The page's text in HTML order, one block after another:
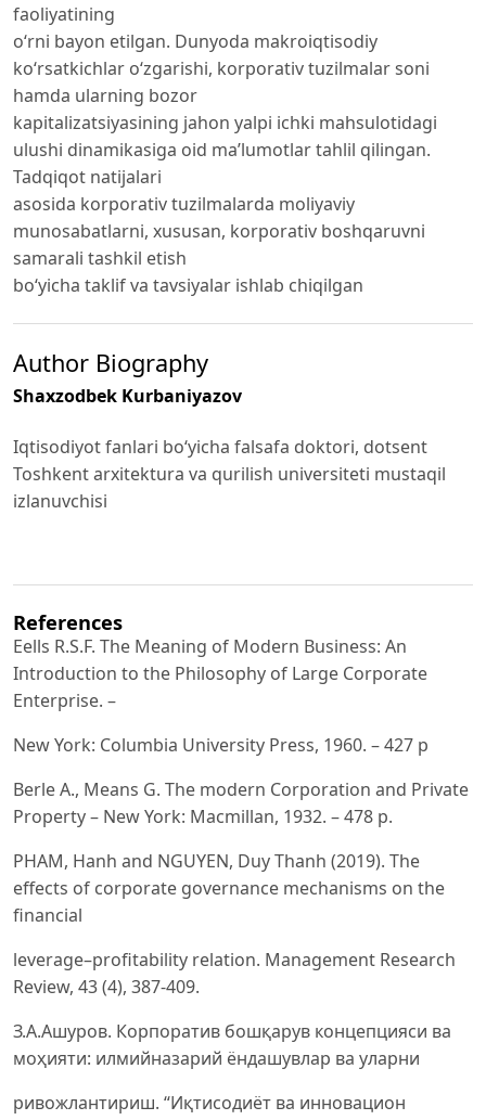
faoliyatining
o‘rni bayon etilgan. Dunyoda makroiqtisodiy
ko‘rsatkichlar o‘zgarishi, korporativ tuzilmalar soni
hamda ularning bozor
kapitalizatsiyasining jahon yalpi ichki mahsulotidagi
ulushi dinamikasiga oid ma’lumotlar tahlil qilingan.
Tadqiqot natijalari
asosida korporativ tuzilmalarda moliyaviy
munosabatlarni, xususan, korporativ boshqaruvni
samarali tashkil etish
bo‘yicha taklif va tavsiyalar ishlab chiqilgan
Author Biography
Shaxzodbek Kurbaniyazov
Iqtisodiyot fanlari boʻyicha falsafa doktori, dotsent
Toshkent arxitektura va qurilish universiteti mustaqil
izlanuvchisi
References
Eells R.S.F. The Meaning of Modern Business: An
Introduction to the Philosophy of Large Corporate
Enterprise. –
New York: Columbia University Press, 1960. – 427 p
Berle A., Means G. The modern Corporation and Private
Property – New York: Macmillan, 1932. – 478 p.
PHAM, Hanh and NGUYEN, Duy Thanh (2019). The
effects of corporate governance mechanisms on the
financial
leverage–profitability relation. Management Research
Review, 43 (4), 387-409.
З.А.Ашуров. Корпоратив бошқарув концепцияси ва
моҳияти: илмийназарий ёндашувлар ва уларни
ривожлантириш. “Иқтисодиёт ва инновацион